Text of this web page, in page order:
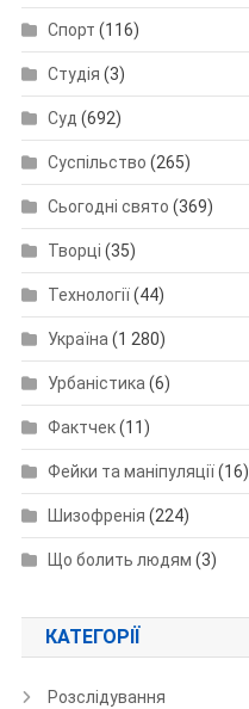
Спорт (116)
Студія (3)
Суд (692)
Суспільство (265)
Сьогодні свято (369)
Творці (35)
Технології(44)
Україна(1 280)
Урбаністика(6)
Фактчек(11)
Фейки та маніпуляції(16)
Шизофренія (224)
Що болить людям (3)
КАТЕГОРІЇ
Розслідування